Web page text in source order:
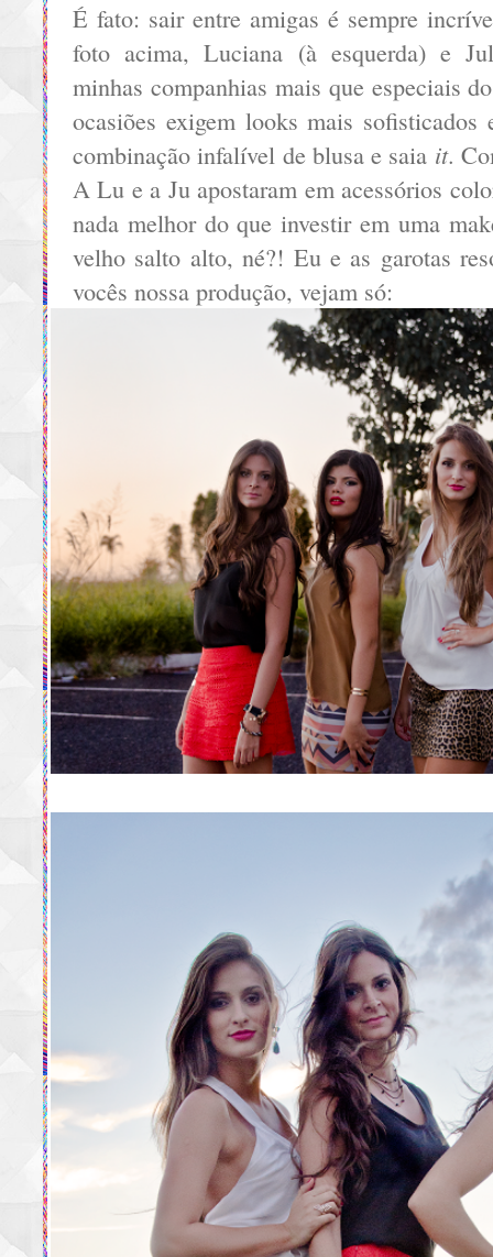
É fato: sair entre amigas é sempre
foto acima, Luciana (à esquerda) e
minhas companhias mais que especiais
ocasiões exigem looks mais
combinação infalível de blusa e saia it.
A Lu e a Ju apostaram em acessórios
nada melhor do que investir em uma
velho salto alto, né?! Eu e as garotas
vocês nossa produção, vejam só: